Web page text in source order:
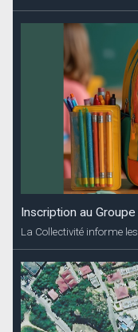
Inscription au
La Collectivité informe